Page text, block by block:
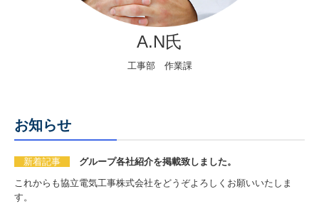
A.N氏
工事部 作業課
お知らせ
新着記事
グループ各社紹介を掲載致しました。
これからも協立電気工事株式会社をどうぞよろしくお願いいたしま
す。